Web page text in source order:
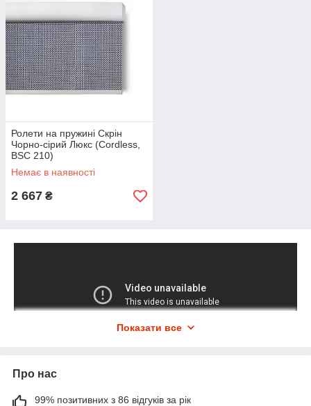
Ролети на пружині Скрін
Чорно-сірий Люкс (Cordless,
BSC 210)
Немає в наявності
2 667 ₴
Асортимент
Готові рулонні штори Decolux
Показати все
Про нас
99% позитивних з 86 відгуків за рік